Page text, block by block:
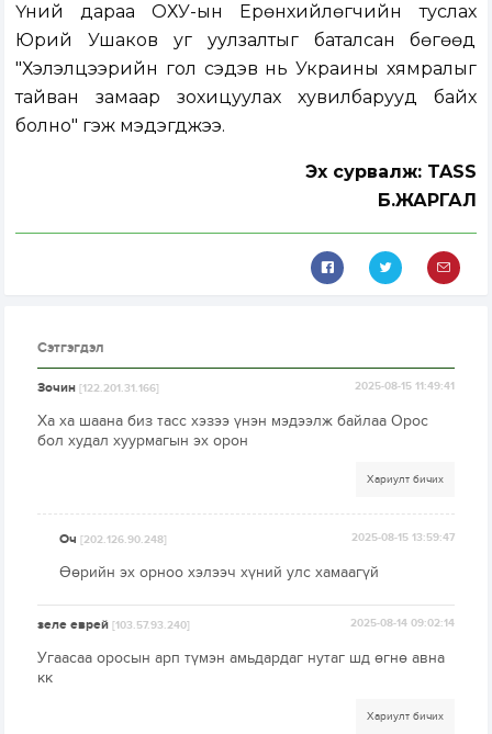
Үүний дараа ОХУ-ын Ерөнхийлөгчийн туслах
Юрий Ушаков уг уулзалтыг баталсан бөгөөд
"Хэлэлцээрийн гол сэдэв нь Украины хямралыг
тайван замаар зохицуулах хувилбарууд байх
болно" гэж мэдэгджээ.
Эх сурвалж: TASS
Б.ЖАРГАЛ
Сэтгэгдэл
Зочин[122.201.31.166] 2025-08-15 11:49:41
Ха ха шаана биз тасс хэзээ үнэн мэдээлж байлаа Орос
бол худал хуурмагын эх орон
Хариулт бичих
Оч[202.126.90.248] 2025-08-15 13:59:47
Өөрийн эх орноо хэлээч хүний улс хамаагүй
зеле еврей[103.57.93.240] 2025-08-14 09:02:14
Угаасаа оросын арп түмэн амьдардаг нутаг шд өгнө авна
кк
Хариулт бичих